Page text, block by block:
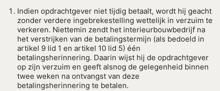
Indien opdrachtgever niet tijdig betaalt, wordt hij geacht
zonder verdere ingebrekestelling wettelijk in verzuim te
verkeren. Niettemin zendt het interieurbouwbedrijf na
het verstrijken van de betalingstermijn (als bedoeld in
artikel 9 lid 1 en artikel 10 lid 5) één
betalingsherinnering. Daarin wijst hij de opdrachtgever
op zijn verzuim en geeft alsnog de gelegenheid binnen
twee weken na ontvangst van deze
betalingsherinnering te betalen.